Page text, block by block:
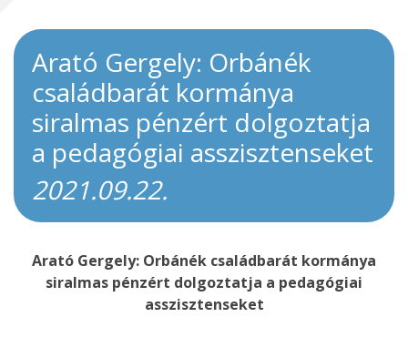
Arató Gergely: Orbánék
családbarát kormánya
siralmas pénzért dolgoztatja
a pedagógiai asszisztenseket
2021.09.22.
Arató Gergely: Orbánék családbarát kormánya
siralmas pénzért dolgoztatja a pedagógiai
asszisztenseket